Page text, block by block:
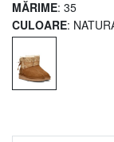
MĂRIME: 35
CULOARE: